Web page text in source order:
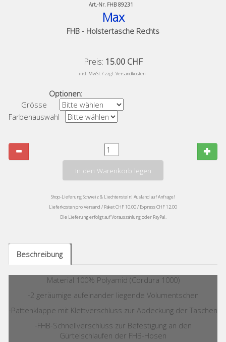
Art.-Nr. FHB 89231
Max
FHB - Holstertasche Rechts
Preis: 15.00 CHF
inkl. MwSt. / zzgl. Versandkosten
Optionen:
Grösse
Farbenauswahl
In den Warenkorb legen
Shop-Lieferung Schweiz & Liechtenstein! Ausland auf Anfrage!
Lieferkosten pro Versand / Paket CHF 10.00 / Express CHF 12.00
Die Lieferung erfolgt auf Vorauszahlung oder PayPal.
Beschreibung
Material 100% Polyamid (Cordura 1000)
-2 geräumige aufeinander liegende Volumentschen
-Pattenklappe mit Klettverschluss zur Abdeckung der Taschen
-FHB-Schnellverschluss zur Befestigung an den
Gürtelschlaufen der FHB-Hosen